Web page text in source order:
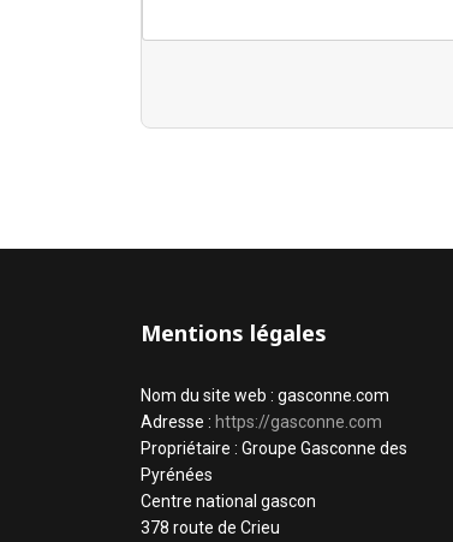
Mentions légales
Nom du site web : gasconne.com
Adresse : https://gasconne.com
Propriétaire : Groupe Gasconne des
Pyrénées
Centre national gascon
378 route de Crieu